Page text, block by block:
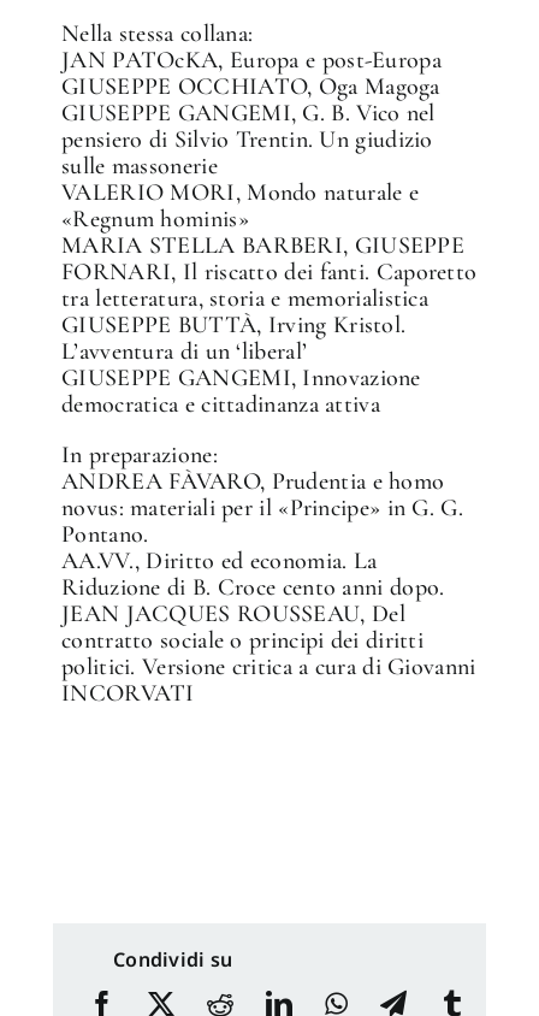
Nella stessa collana:
JAN PATOcKA, Europa e post-Europa
GIUSEPPE OCCHIATO, Oga Magoga
GIUSEPPE GANGEMI, G. B. Vico nel
pensiero di Silvio Trentin. Un giudizio
sulle massonerie
VALERIO MORI, Mondo naturale e
«Regnum hominis»
MARIA STELLA BARBERI, GIUSEPPE
FORNARI, Il riscatto dei fanti. Caporetto
tra letteratura, storia e memorialistica
GIUSEPPE BUTTÀ, Irving Kristol.
L’avventura di un ‘liberal’
GIUSEPPE GANGEMI, Innovazione
democratica e cittadinanza attiva
In preparazione:
ANDREA FÀVARO, Prudentia e homo
novus: materiali per il «Principe» in G. G.
Pontano.
AA.VV., Diritto ed economia. La
Riduzione di B. Croce cento anni dopo.
JEAN JACQUES ROUSSEAU, Del
contratto sociale o principi dei diritti
politici. Versione critica a cura di Giovanni
INCORVATI
Condividi su